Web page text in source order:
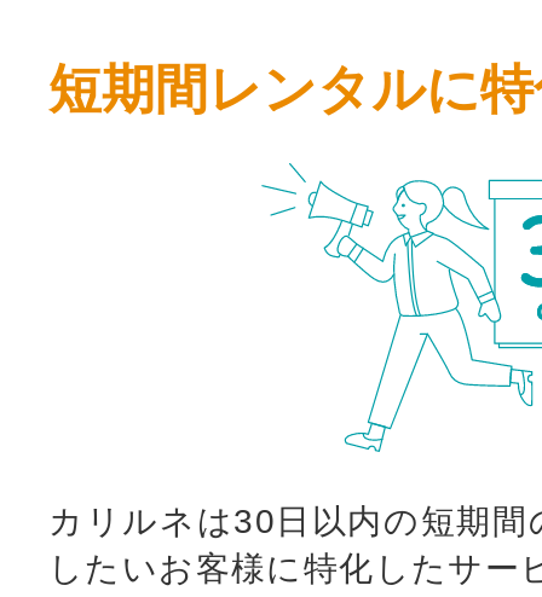
短期間レンタルに
カリルネは30日以内の短期
したいお客様に特化したサー